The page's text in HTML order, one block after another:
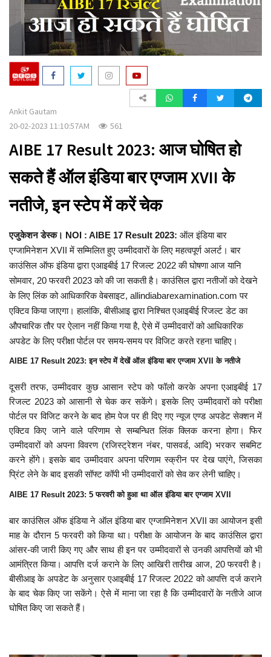
a
t
o
n
Ankit Gautam
20-02-2023 11:10:57AM
561
AIBE 17 Result 2023: आज घोषित हो
सकते हैं ऑल इंडिया बार एग्जाम XVII के
नतीजे, इन स्टेप में करें चेक
एजुकेशन डेस्क। NOI : AIBE 17 Result 2023: ऑल इंडिया बार
एग्जामिनेशन XVII में सम्मिलित हुए उम्मीदवारों के लिए महत्वपूर्ण अलर्ट। बार
काउंसिल ऑफ इंडिया द्वारा एआइबीई 17 रिजल्ट 2022 की घोषणा आज यानि
सोमवार, 20 फरवरी 2023 को की जा सकती है। काउंसिल द्वारा नतीजों को देखने
के लिए लिंक को आधिकारिक वेबसाइट, allindiabarexamination.com पर
एक्टिव किया जाएगा। हालांकि, बीसीआइ द्वारा निश्चित एआइबीई रिजल्ट डेट का
औपचारिक तौर पर ऐलान नहीं किया गया है, ऐसे में उम्मीदवारों को आधिकारिक
अपडेट के लिए परीक्षा पोर्टल पर समय-समय पर विजिट करते रहना चाहिए।
AIBE 17 Result 2023: इन स्टेप में देखें ऑल इंडिया बार एग्जाम XVII के नतीजे
दूसरी तरफ, उम्मीदवार कुछ आसान स्टेप को फॉलो करके अपना एआइबीई 17
रिजल्ट 2023 को आसानी से चेक कर सकेंगे। इसके लिए उम्मीदवारों को परीक्षा
पोर्टल पर विजिट करने के बाद होम पेज पर ही दिए गए न्यूज एण्ड अपडेट सेक्शन में
एक्टिव किए जाने वाले परिणाम से सम्बन्धित लिंक क्लिक करना होगा। फिर
उम्मीदवारों को अपना विवरण (रजिस्ट्रेशन नंबर, पासवर्ड, आदि) भरकर सबमिट
करने होंगे। इसके बाद उम्मीदवार अपना परिणाम स्क्रीन पर देख पाएंगे, जिसका
प्रिंट लेने के बाद इसकी सॉफ्ट कॉपी भी उम्मीदवारों को सेव कर लेनी चाहिए।
AIBE 17 Result 2023: 5 फरवरी को हुआ था ऑल इंडिया बार एग्जाम XVII
बार काउंसिल ऑफ इंडिया ने ऑल इंडिया बार एग्जामिनेशन XVII का आयोजन इसी
माह के दौरान 5 फरवरी को किया था। परीक्षा के आयोजन के बाद काउंसिल द्वारा
आंसर-की जारी किए गए और साथ ही इन पर उम्मीदवारों से उनकी आपत्तियों को भी
आमंत्रित किया। आपत्ति दर्ज कराने के लिए आखिरी तारीख आज, 20 फरवरी है।
बीसीआइ के अपडेट के अनुसार एआइबीई 17 रिजल्ट 2022 को आपत्ति दर्ज कराने
के बाद चेक किए जा सकेंगे। ऐसे में माना जा रहा है कि उम्मीदवारों के नतीजे आज
घोषित किए जा सकते हैं।